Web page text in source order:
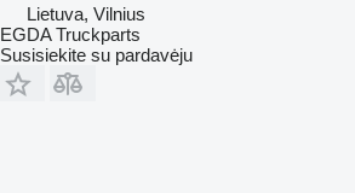
Lietuva, Vilnius
EGDA Truckparts
Susisiekite su pardavėju